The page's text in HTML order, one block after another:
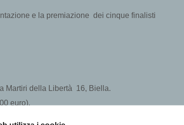
e la premiazione dei cinque finalisti
Martiri della Libertà 16, Biella.
euro).